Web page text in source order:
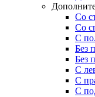
Со
Со
С
Без
Без
C
C
С